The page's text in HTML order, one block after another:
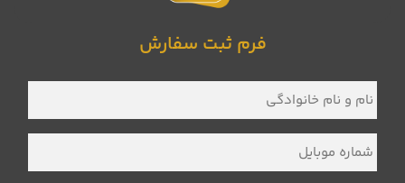
فرم ثبت سفارش
نام
و
نام
شماره
موبایل *